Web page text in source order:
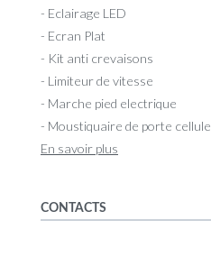
- Eclairage LED
- Ecran Plat
- Kit anti crevaisons
- Limiteur de vitesse
- Marche pied electrique
- Moustiquaire de porte cellule
En savoir plus
CONTACTS